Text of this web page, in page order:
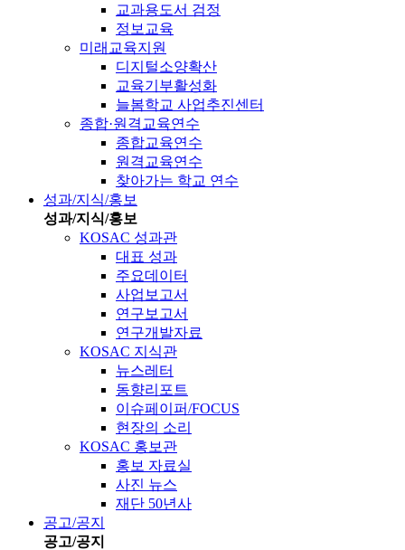
교과용도서 검정
정보교육
미래교육지원
디지털소양확산
교육기부활성화
늘봄학교 사업추진센터
종합·원격교육연수
종합교육연수
원격교육연수
찾아가는 학교 연수
성과/지식/홍보
성과/지식/홍보
KOSAC 성과관
대표 성과
주요데이터
사업보고서
연구보고서
연구개발자료
KOSAC 지식관
뉴스레터
동향리포트
이슈페이퍼/FOCUS
현장의 소리
KOSAC 홍보관
홍보 자료실
사진 뉴스
재단 50년사
공고/공지
공고/공지